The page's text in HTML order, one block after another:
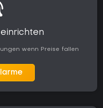
wenn Preise fallen